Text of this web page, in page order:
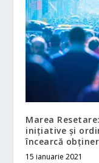
Marea
inițiative și
încearcă
15 ianuarie 2021